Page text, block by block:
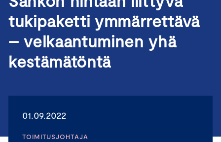
tukipaketti ymmärrettävä
– velkaantuminen yhä
kestämätöntä
01.09.2022
TOIMITUSJOHTAJA